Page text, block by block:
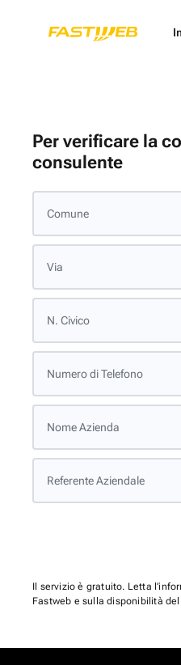
Per verificare la
consulente
Comune
Via
N. Civico
Numero di Telefono
Nome Azienda
Referente Aziendale
Il servizio è gratuito. Letta
Fastweb e sulla disponibilità